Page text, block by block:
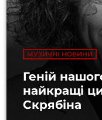
МУЗИЧНІ НОВИНИ
Геній
найкращі
Скрябіна